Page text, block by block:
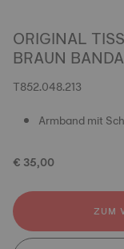
ORIGINAL
BRAUN
T852.048.213
Armband mit
€ 35,00
ZUM